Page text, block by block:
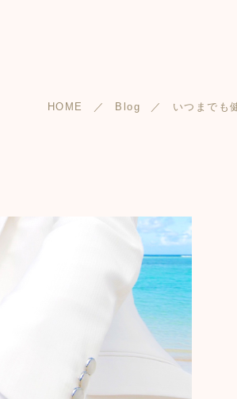
HOME Blog いつまでも